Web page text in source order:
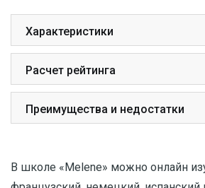
Характеристики
Расчет рейтинга
Преимущества и недостатки
В школе «Melene» можно онлайн